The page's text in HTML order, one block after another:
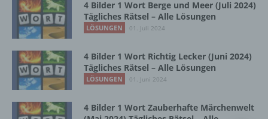
4 Bilder 1 Wort Berge und Meer (Juli 2024)
Tägliches Rätsel – Alle Lösungen
LÖSUNGEN 01. Juli 2024
4 Bilder 1 Wort Richtig Lecker (Juni 2024)
Tägliches Rätsel – Alle Lösungen
LÖSUNGEN 01. Juni 2024
4 Bilder 1 Wort Zauberhafte Märchenwelt
d) Einschränkung der Verarbeitung
Einschränkung der Verarbeitung ist die
Markierung gespeicherter
personenbezogener Daten mit dem Ziel, ihre
künftige Verarbeitung einzuschränken.
e) Profiling